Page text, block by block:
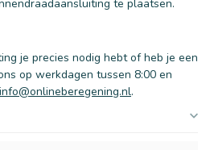
te plaatsen.
je precies nodig hebt of heb je een
op werkdagen tussen 8:00 en
info@onlineberegening.nl.